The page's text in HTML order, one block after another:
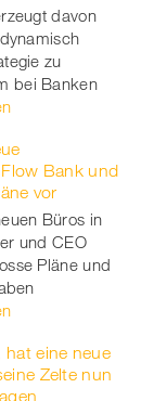
davon
zu
bei Banken
Bank und
vor
Büros in
und CEO
Pläne und
hat eine neue
Zelte nun